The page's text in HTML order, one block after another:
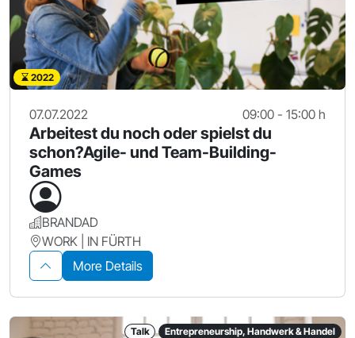
2022
07.07.2022 09:00 - 15:00 h
Arbeitest du noch oder spielst du
schon?Agile- und Team-Building-
Games
BRANDAD
WORK | IN FÜRTH
More Details
Talk Entrepreneurship, Handwerk & Handel